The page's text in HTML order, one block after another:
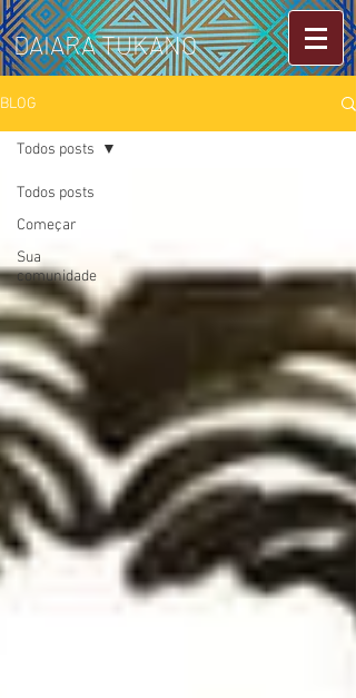
DAIARA TUKANO
BLOG
Todos posts
Começar
Sua
comunidade
Todos posts